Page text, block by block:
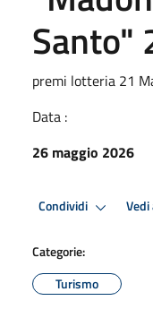
Santo"
premi lotteria 21
Data :
26 maggio 2026
Condividi Vedi
Categorie:
Turismo